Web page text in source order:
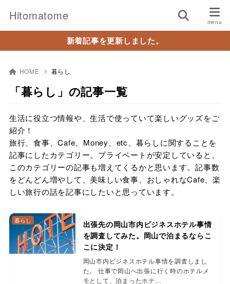
Hitomatome
新着記事を更新しました。
HOME 暮らし
「暮らし」の記事一覧
生活に役立つ情報や、生活で使っていて楽しいグッズをご
紹介！
旅行、食事、Cafe、Money、etc、暮らしに関することを
記事にしたカテゴリー。プライベートが安定していると、
このカテゴリーの記事も増えてくるかと思います。記事数
をどんどん増やして、美味しい食事、おしゃれなCafe、楽
しい旅行の話を記事にしたいと思っています。
出張先の岡山市内ビジネスホテル事情
を調査してみた。岡山で泊まるならこ
こに決定！
岡山市内ビジネスホテル事情を調査しまし
た。 仕事で岡山へ出張に行く時のホテルメ
モとして、泊まったホテ…
暮らし